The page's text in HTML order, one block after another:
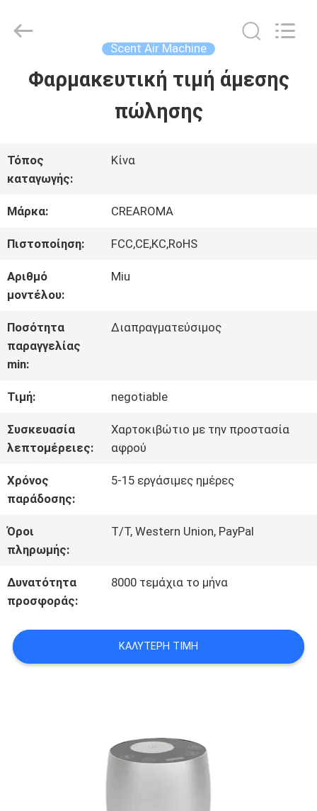
ΣΠΊΤΙ
ΒΊΝΤΕΟ
ΕΜΦΆΝΙΣΗ
VR
ΠΕΡΊΠΟΥ
ΕΜΕΊΣ
ΓΎΡΟΣ
ΕΡΓΟΣΤΑΣΊΩΝ
ΠΟΙΟΤΙΚΌΣ
ΈΛΕΓΧΟΣ
ΜΑΣ
ΕΛΆΤΕ
ΣΕ
ΕΠΑΦΉ
Online
Reserved.
Scent Air Machine
Φαρμακευτική τιμή άμεσης
πώλησης
Τόπος
καταγωγής:
Κίνα
Μάρκα: CREAROMA
Πιστοποίηση: FCC,CE,KC,RoHS
Αριθμό
μοντέλου:
Miu
Ποσότητα
παραγγελίας
min:
Διαπραγματεύσιμος
Τιμή: negotiable
Συσκευασία
λεπτομέρειες:
Χαρτοκιβώτιο με την προστασία
αφρού
Χρόνος
παράδοσης:
5-15 εργάσιμες ημέρες
Όροι
πληρωμής:
T/T, Western Union, PayPal
Δυνατότητα
προσφοράς:
8000 τεμάχια το μήνα
ΚΑΛΎΤΕΡΗ ΤΙΜΉ